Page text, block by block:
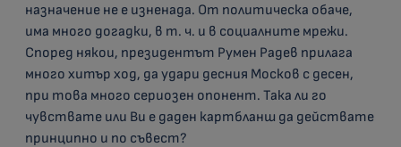
назначение не е изненада. От политическа обаче,
има много догадки, в т. ч. и в социалните мрежи.
Според някои, президентът Румен Радев прилага
много хитър ход, да удари десния Москов с десен,
при това много сериозен опонент. Така ли го
чувствате или Ви е даден картбланш да действате
принципно и по съвест?